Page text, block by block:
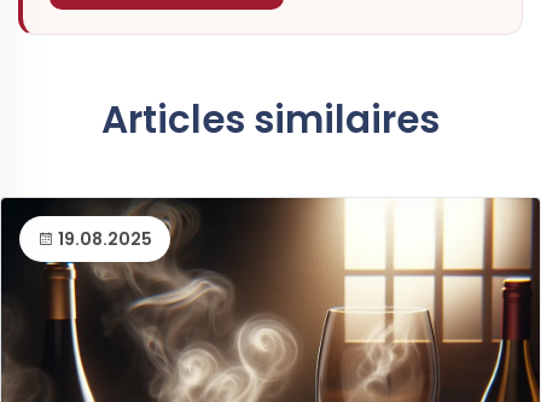
Articles similaires
19.08.2025